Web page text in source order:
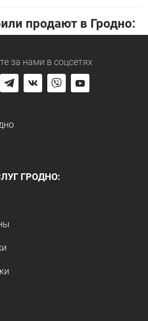
продают в Гродно:
за нами в соцсетях
ГРОДНО: